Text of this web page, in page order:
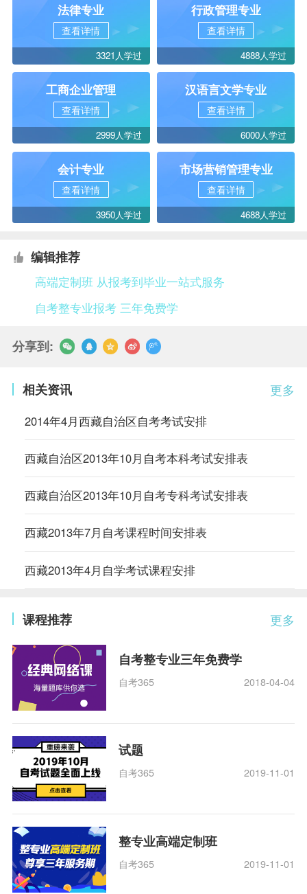
法律专业
查看详情
3321人学过
行政管理专业
查看详情
4888人学过
工商企业管理
查看详情
2999人学过
汉语言文学专业
查看详情
6000人学过
会计专业
查看详情
3950人学过
市场营销管理专业
查看详情
4688人学过
编辑推荐
高端定制班 从报考到毕业一站式服务
自考整专业报考 三年免费学
分享到:
更多
相关资讯
2014年4月西藏自治区自考考试安排
西藏自治区2013年10月自考本科考试安排表
西藏自治区2013年10月自考专科考试安排表
西藏2013年7月自考课程时间安排表
西藏2013年4月自学考试课程安排
更多
课程推荐
自考整专业三年免费学
自考365 2018-04-04
试题
自考365 2019-11-01
整专业高端定制班
自考365 2019-11-01